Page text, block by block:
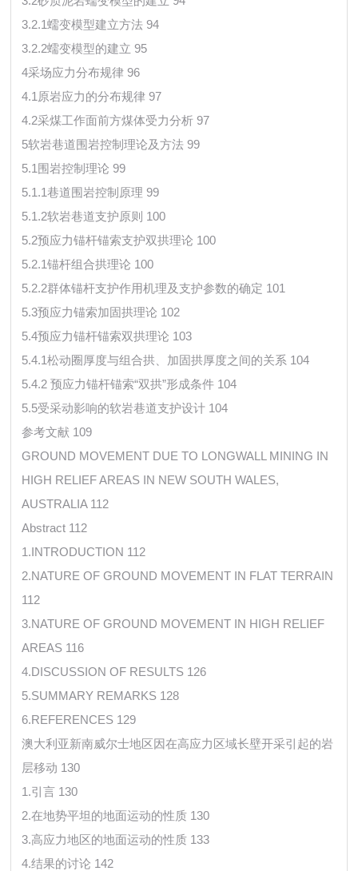
3.2.1蠕变模型建立方法 94
3.2.2蠕变模型的建立 95
4采场应力分布规律 96
4.1原岩应力的分布规律 97
4.2采煤工作面前方煤体受力分析 97
5软岩巷道围岩控制理论及方法 99
5.1围岩控制理论 99
5.1.1巷道围岩控制原理 99
5.1.2软岩巷道支护原则 100
5.2预应力锚杆锚索支护双拱理论 100
5.2.1锚杆组合拱理论 100
5.2.2群体锚杆支护作用机理及支护参数的确定 101
5.3预应力锚索加固拱理论 102
5.4预应力锚杆锚索双拱理论 103
5.4.1松动圈厚度与组合拱、加固拱厚度之间的关系 104
5.4.2 预应力锚杆锚索“双拱”形成条件 104
5.5受采动影响的软岩巷道支护设计 104
参考文献 109
GROUND MOVEMENT DUE TO LONGWALL MINING IN
HIGH RELIEF AREAS IN NEW SOUTH WALES,
AUSTRALIA 112
Abstract 112
1.INTRODUCTION 112
2.NATURE OF GROUND MOVEMENT IN FLAT TERRAIN
112
3.NATURE OF GROUND MOVEMENT IN HIGH RELIEF
AREAS 116
4.DISCUSSION OF RESULTS 126
5.SUMMARY REMARKS 128
6.REFERENCES 129
澳大利亚新南威尔士地区因在高应力区域长壁开采引起的岩
层移动 130
1.引言 130
2.在地势平坦的地面运动的性质 130
3.高应力地区的地面运动的性质 133
4.结果的讨论 142